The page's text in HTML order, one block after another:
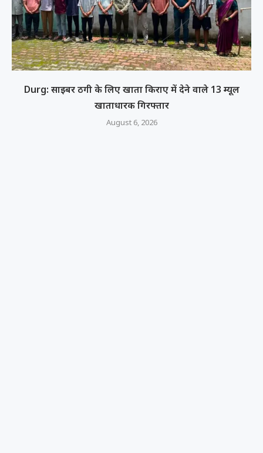
Durg: साइबर ठगी के लिए खाता किराए में देने वाले 13 म्यूल
खाताधारक गिरफ्तार
August 6, 2026